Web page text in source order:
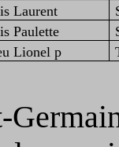
Laurent
Paulette
Lionel p